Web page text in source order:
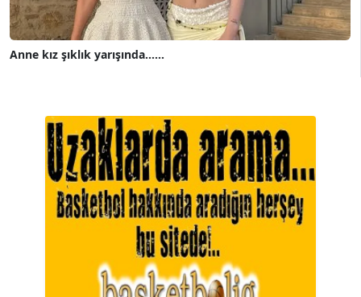
Anne kız şıklık yarışında......
A. BAHRİ VRESKALA
Köşe Yazarı